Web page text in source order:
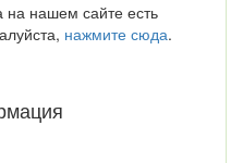
на нашем сайте есть
нажмите сюда.